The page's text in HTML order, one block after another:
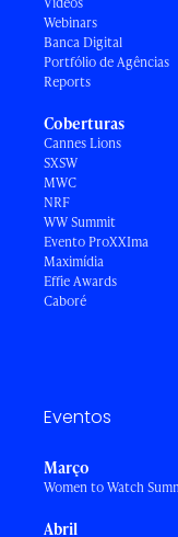
Webinars
Banca Digital
Portfólio de Agências
Reports
Coberturas
Cannes Lions
SXSW
MWC
NRF
WW Summit
Evento ProXXIma
Maximídia
Effie Awards
Caboré
Eventos
Março
Women to Watch
Abril